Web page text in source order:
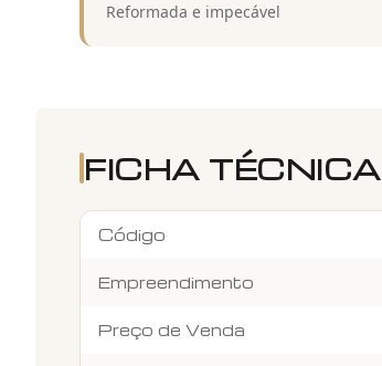
Reformada e impecável
FICHA TÉCNICA
Código
Empreendimento
Preço de Venda